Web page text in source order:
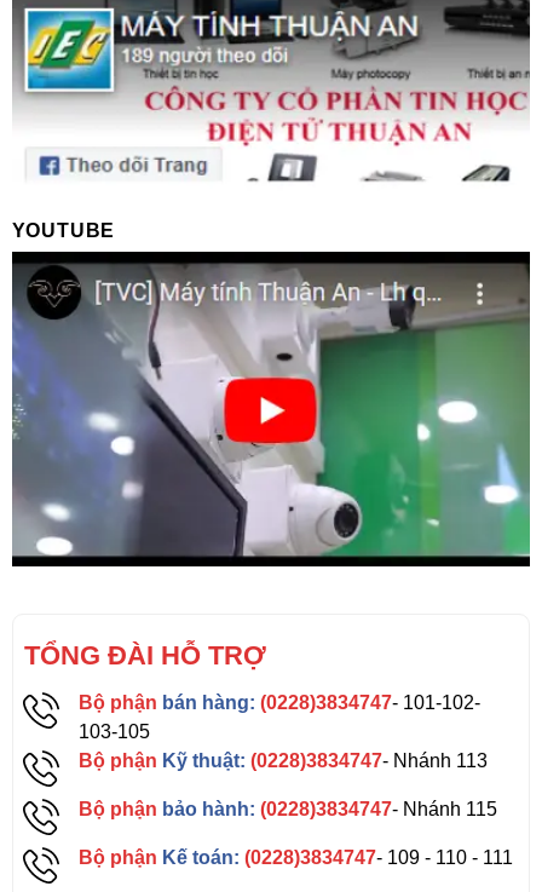
YOUTUBE
TỔNG ĐÀI HỖ TRỢ
Bộ phận bán hàng: (0228)3834747- 101-102-
103-105
Bộ phận Kỹ thuật: (0228)3834747- Nhánh 113
Bộ phận bảo hành: (0228)3834747- Nhánh 115
Bộ phận Kế toán: (0228)3834747- 109 - 110 - 111